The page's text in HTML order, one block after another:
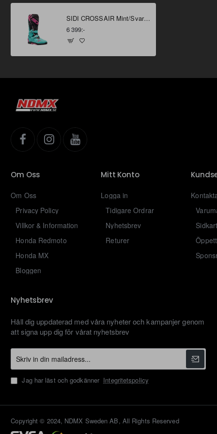
SIDI CROSSAIR Mint/Svart/Rosa 41
6 399:-
Om Oss
Om Oss
Privacy Policy
Villkor & Information
Honda Redmoto
Honda MX
Bloggen
Mitt Konto
Logga in
Tidigare Ordrar
Nyhetsbrev
Returer
Nyhetsbrev
Håll dig uppdaterad med våra nyheter och kampanjer genom
att signa upp dig för vårat nyhetsbrev
Skriv
din
mailadress...
Jag har läst och godkänner Integritetspolicy
Copyright © 2024, NDMX Sweden AB, All Rights Reserved